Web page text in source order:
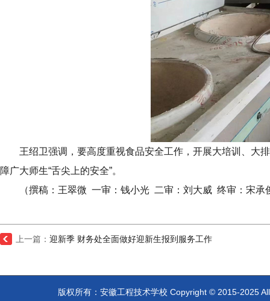
王绍卫强调，要高度重视食品安全工作，开展大培训、大
障广大师生“舌尖上的安全”。
（撰稿：王翠微 一审：钱小光 二审：刘大威 终审：宋承
上一篇： 迎新季 财务处全面做好迎新生报到服务工作
版权所有：安徽工程技术学校 Copyright © 2015-2025